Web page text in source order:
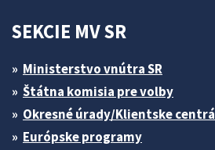
SEKCIE MV SR
Ministerstvo vnútra SR
Štátna komisia pre volby
Okresné úrady/Klientske centrá
Európske programy